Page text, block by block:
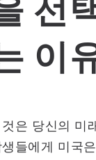
선
이
은 당신의 미
들에게 미국